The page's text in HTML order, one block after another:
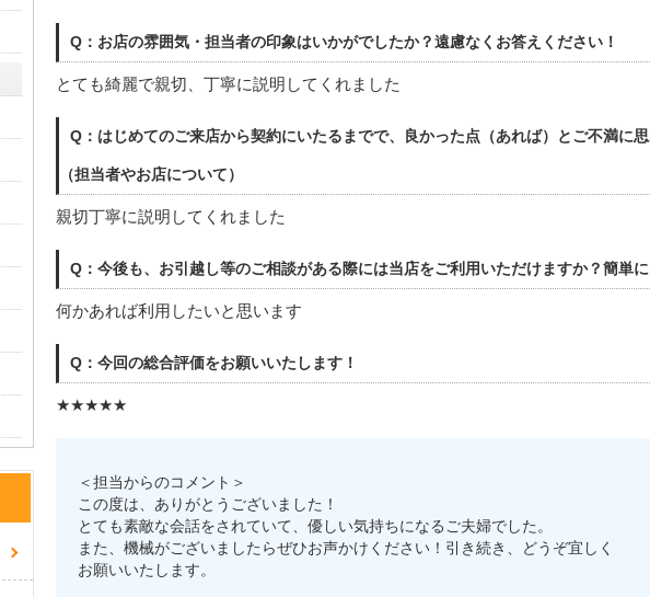
Q：お店の雰囲気・担当者の印象はいかがでしたか？遠慮なくお答えください！
とても綺麗で親切、丁寧に説明してくれました
Q：はじめてのご来店から契約にいたるまでで、良かった点（あれば）とご不満に思
（担当者やお店について）
親切丁寧に説明してくれました
Q：今後も、お引越し等のご相談がある際には当店をご利用いただけますか？簡単に
何かあれば利用したいと思います
Q：今回の総合評価をお願いいたします！
★★★★★
＜担当からのコメント＞
この度は、ありがとうございました！
とても素敵な会話をされていて、優しい気持ちになるご夫婦でした。
また、機械がございましたらぜひお声かけください！引き続き、どうぞ宜しく
お願いいたします。